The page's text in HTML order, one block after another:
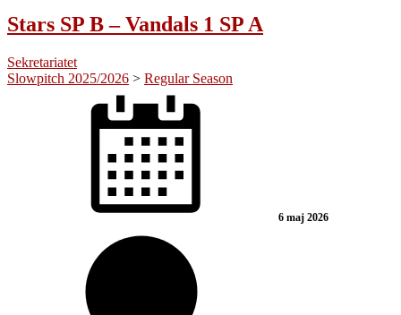
Stars SP B – Vandals 1 SP A
Sekretariatet
Slowpitch 2025/2026 > Regular Season
6 maj 2026